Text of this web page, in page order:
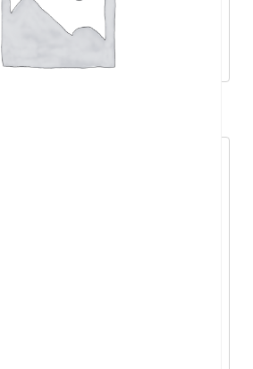
865,43€ 778,89 €
Dodaj u košaricu